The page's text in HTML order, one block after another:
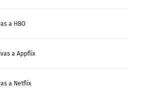
a HBO
a Appflix
a Netflix